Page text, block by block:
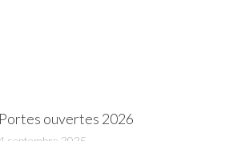
Portes ouvertes 2026